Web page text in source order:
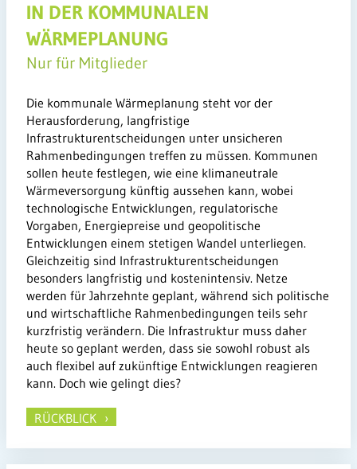
IN DER KOMMUNALEN
WÄRMEPLANUNG
Nur für Mitglieder
Die kommunale Wärmeplanung steht vor der
Herausforderung, langfristige
Infrastrukturentscheidungen unter unsicheren
Rahmenbedingungen treffen zu müssen. Kommunen
sollen heute festlegen, wie eine klimaneutrale
Wärmeversorgung künftig aussehen kann, wobei
technologische Entwicklungen, regulatorische
Vorgaben, Energiepreise und geopolitische
Entwicklungen einem stetigen Wandel unterliegen.
Gleichzeitig sind Infrastrukturentscheidungen
besonders langfristig und kostenintensiv. Netze
werden für Jahrzehnte geplant, während sich politische
und wirtschaftliche Rahmenbedingungen teils sehr
kurzfristig verändern. Die Infrastruktur muss daher
heute so geplant werden, dass sie sowohl robust als
auch flexibel auf zukünftige Entwicklungen reagieren
kann. Doch wie gelingt dies?
RÜCKBLICK